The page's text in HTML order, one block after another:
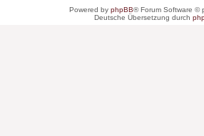
Powered by phpBB® Forum Software ©
Deutsche Übersetzung durch